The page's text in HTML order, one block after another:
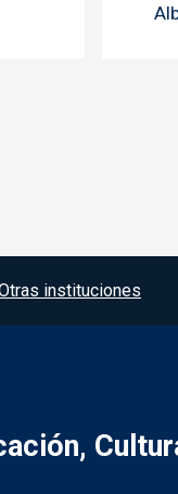
instituciones